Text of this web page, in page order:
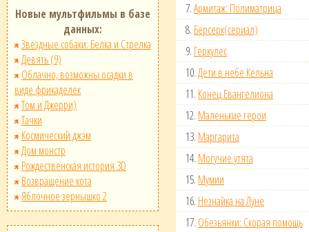
Новые мультфильмы в базе
данных:
Звёздные собаки: Белка и Стрелка
Девять (9)
Облачно, возможны осадки в
виде фрикаделек
Том и Джерри)
Тачки
Космический джэм
Дом монстр
Рождественская история 3D
Возвращение кота
Яблочное зернышко 2
7.Армитаж: Полиматрица
8. Берсерк(сериал)
9. Геркулес
10.Дети в небе Кёльна
11. Конец Евангелиона
12. Маленькие герои
13. Маргарита
14. Могучие утята
15. Мумии
16. Незнайка на Луне
17. Обезьянки: Скорая помощь